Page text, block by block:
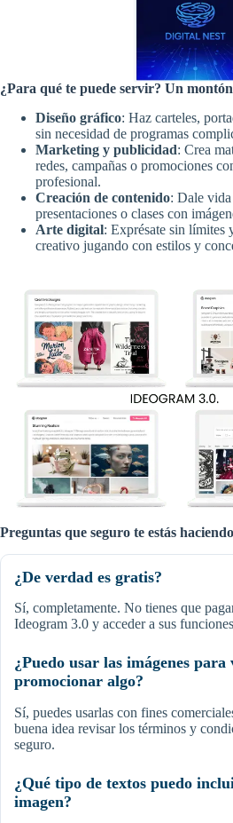
¿Para qué te puede servir? Un
Diseño gráfico: Haz carteles,
sin necesidad de programas
Marketing y publicidad: Crea
redes, campañas o promociones
profesional.
Creación de contenido: Dale
presentaciones o clases con
Arte digital: Exprésate sin límites
creativo jugando con estilos y
Preguntas que seguro te estás haciendo
¿De verdad es gratis?
Sí, completamente. No tienes que
Ideogram 3.0 y acceder a sus
¿Puedo usar las imágenes para
promocionar algo?
Sí, puedes usarlas con fines
buena idea revisar los términos y
seguro.
¿Qué tipo de textos puedo
imagen?